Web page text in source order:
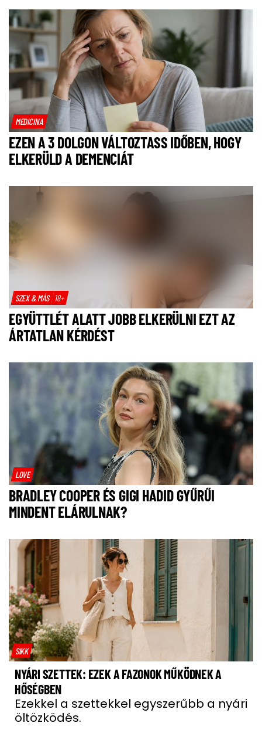
MEDICINA
EZEN A 3 DOLGON VÁLTOZTASS IDŐBEN, HOGY
ELKERÜLD A DEMENCIÁT
SZEX & MÁS 18+
EGYÜTTLÉT ALATT JOBB ELKERÜLNI EZT AZ
ÁRTATLAN KÉRDÉST
LOVE
BRADLEY COOPER ÉS GIGI HADID GYŰRŰI
MINDENT ELÁRULNAK?
SIKK
NYÁRI SZETTEK: EZEK A FAZONOK MŰKÖDNEK A
HŐSÉGBEN
Ezekkel a szettekkel egyszerűbb a nyári
öltözködés.